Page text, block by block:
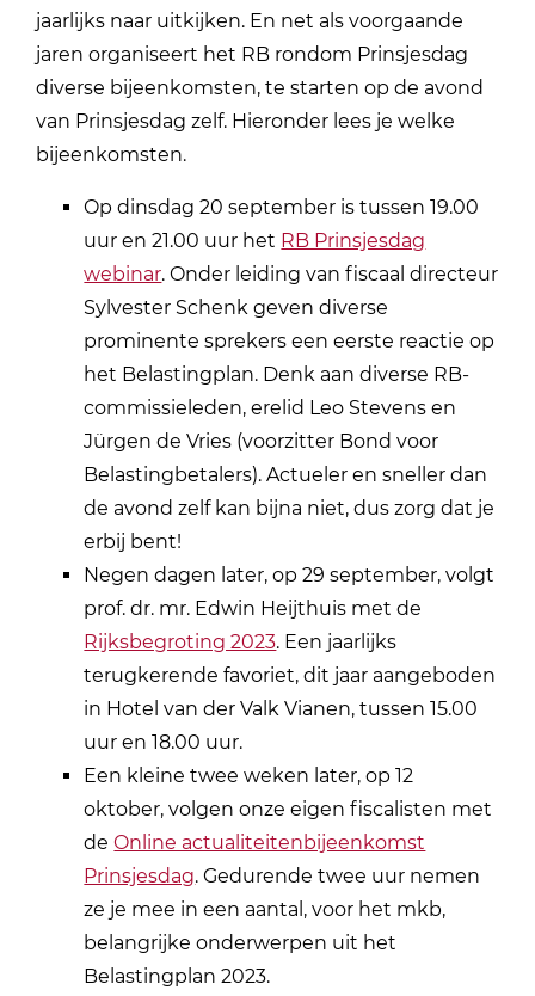
jaarlijks naar uitkijken. En net als voorgaande
jaren organiseert het RB rondom Prinsjesdag
diverse bijeenkomsten, te starten op de avond
van Prinsjesdag zelf. Hieronder lees je welke
bijeenkomsten.
Op dinsdag 20 september is tussen 19.00
uur en 21.00 uur het RB Prinsjesdag
webinar. Onder leiding van fiscaal directeur
Sylvester Schenk geven diverse
prominente sprekers een eerste reactie op
het Belastingplan. Denk aan diverse RB-
commissieleden, erelid Leo Stevens en
Jürgen de Vries (voorzitter Bond voor
Belastingbetalers). Actueler en sneller dan
de avond zelf kan bijna niet, dus zorg dat je
erbij bent!
Negen dagen later, op 29 september, volgt
prof. dr. mr. Edwin Heijthuis met de
Rijksbegroting 2023. Een jaarlijks
terugkerende favoriet, dit jaar aangeboden
in Hotel van der Valk Vianen, tussen 15.00
uur en 18.00 uur.
Een kleine twee weken later, op 12
oktober, volgen onze eigen fiscalisten met
deOnline actualiteitenbijeenkomst
Prinsjesdag. Gedurende twee uur nemen
ze je mee in een aantal, voor het mkb,
belangrijke onderwerpen uit het
Belastingplan 2023.